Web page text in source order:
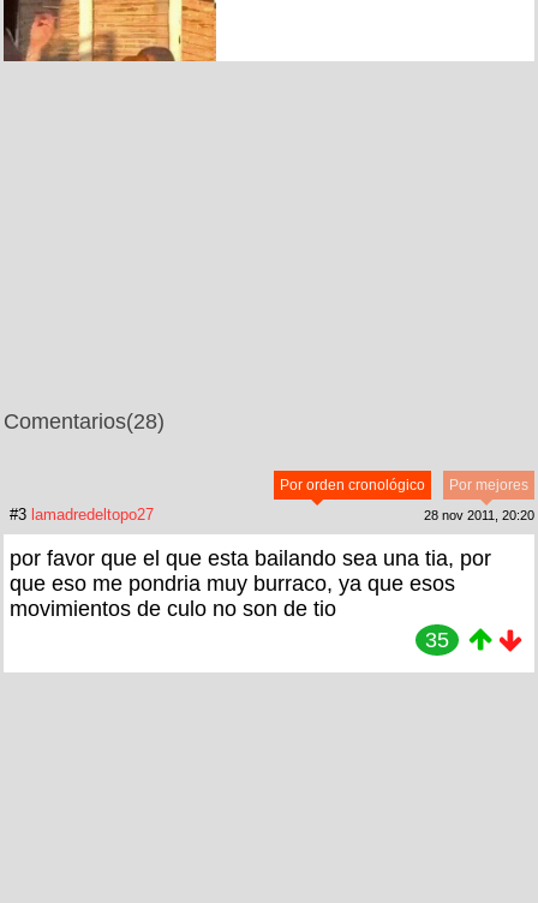
Comentarios(28)
Por mejores
Por orden cronológico
#3 lamadredeltopo27 28 nov 2011, 20:20
por favor que el que esta bailando sea una tia, por
que eso me pondria muy burraco, ya que esos
movimientos de culo no son de tio
35